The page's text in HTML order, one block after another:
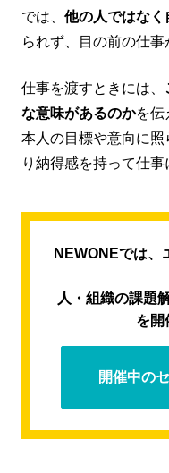
では、 他の人ではな
られず、目の前の仕事
仕事を渡すときには、
な意味があるのかを伝
本人の目標や意向に
り納得感を持って仕事
NEWONEでは、
人・組織の課題
を開
開催中の